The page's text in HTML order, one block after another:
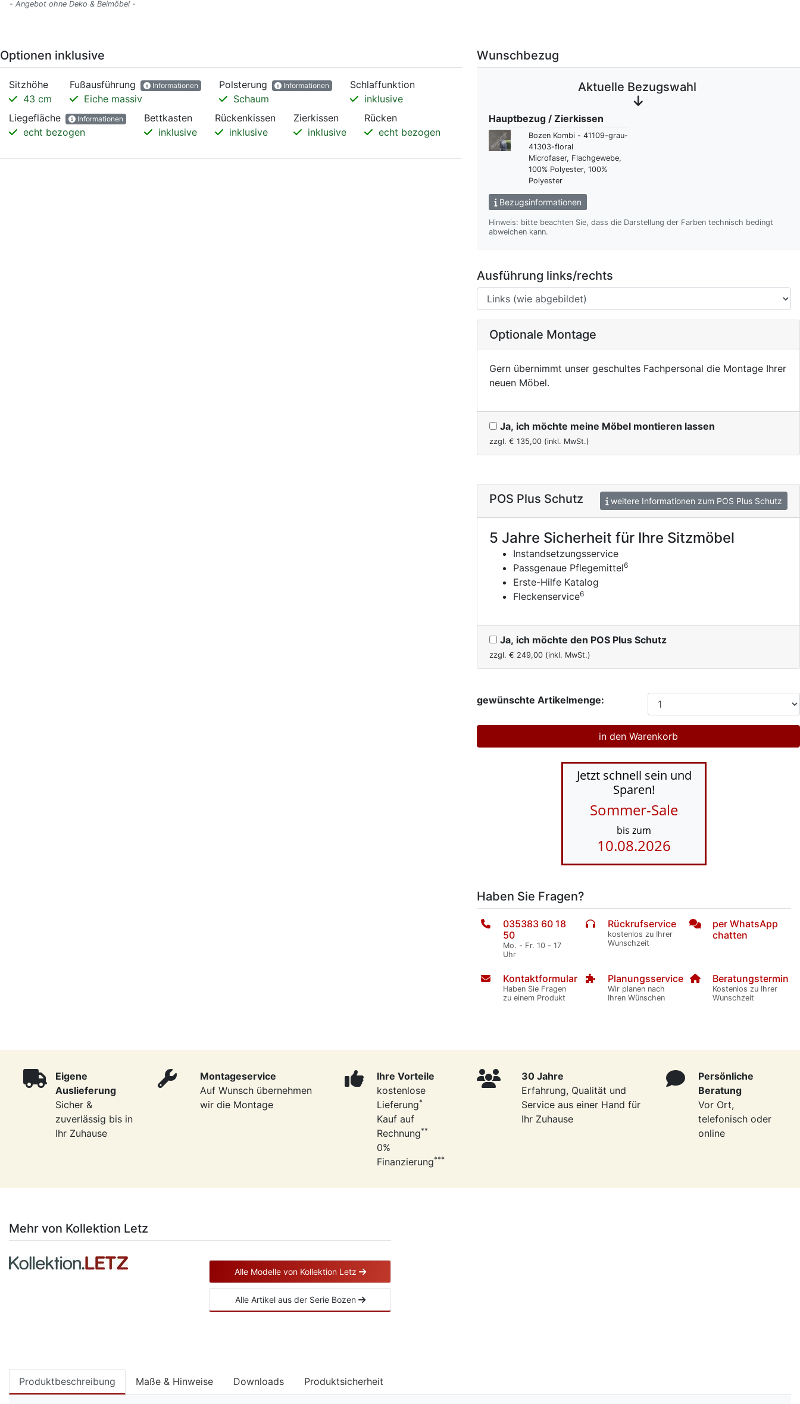
- Angebot ohne Deko & Beimöbel -
Optionen inklusive
Sitzhöhe
43 cm
Fußausführung Informationen
Eiche massiv
Polsterung Informationen
Schaum
Schlaffunktion
inklusive
Liegefläche
Informationen
echt bezogen
Bettkasten
inklusive
Rückenkissen
inklusive
Zierkissen
inklusive
Rücken
echt bezogen
Wunschbezug
Aktuelle Bezugswahl
Hauptbezug / Zierkissen
Bozen Kombi - 41109-grau-
41303-floral
Microfaser, Flachgewebe,
100% Polyester, 100%
Polyester
Bezugsinformationen
Hinweis: bitte beachten Sie, dass die Darstellung der Farben technisch bedingt
abweichen kann.
Ausführung links/rechts
Optionale Montage
Gern übernimmt unser geschultes Fachpersonal die Montage Ihrer
neuen Möbel.
Ja, ich möchte meine Möbel montieren lassen
zzgl. € 135,00 (inkl. MwSt.)
POS Plus Schutz weitere Informationen zum POS Plus Schutz
5 Jahre Sicherheit für Ihre Sitzmöbel
Instandsetzungsservice
Passgenaue Pflegemittel6
Erste-Hilfe Katalog
Fleckenservice6
Ja, ich möchte den POS Plus Schutz
zzgl. € 249,00 (inkl. MwSt.)
gewünschte Artikelmenge:
Jetzt schnell sein und
Sparen!
Sommer-Sale
bis zum
10.08.2026
Haben Sie Fragen?
035383 60 18
50
Mo. - Fr. 10 - 17
Uhr
Rückrufservice
kostenlos zu Ihrer
Wunschzeit
per WhatsApp
chatten
Kontaktformular
Haben Sie Fragen
zu einem Produkt
Planungsservice
Wir planen nach
Ihren Wünschen
Beratungstermin
Kostenlos zu Ihrer
Wunschzeit
Eigene
Auslieferung
Sicher &
zuverlässig bis in
Ihr Zuhause
Montageservice
Auf Wunsch übernehmen
wir die Montage
Ihre Vorteile
kostenlose
Lieferung*
Kauf auf
Rechnung**
0%
Finanzierung***
30 Jahre
Erfahrung, Qualität und
Service aus einer Hand für
Ihr Zuhause
Persönliche
Beratung
Vor Ort,
telefonisch oder
online
Mehr von Kollektion Letz
Alle Modelle von Kollektion Letz
Alle Artikel aus der Serie Bozen
Produktbeschreibung Maße & Hinweise Downloads Produktsicherheit